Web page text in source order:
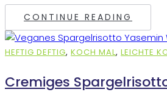
CONTINUE READING
HEFTIG DEFTIG, KOCH MAL, LEICHTE
Cremiges